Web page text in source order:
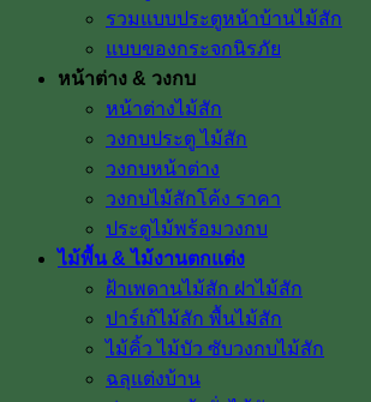
รวมแบบประตูหน้าบ้านไม้สัก
แบบของกระจกนิรภัย
หน้าต่าง & วงกบ
หน้าต่างไม้สัก
วงกบประตู ไม้สัก
วงกบหน้าต่าง
วงกบไม้สักโค้ง ราคา
ประตูไม้พร้อมวงกบ
ไม้พื้น & ไม้งานตกแต่ง
ฝ้าเพดานไม้สัก ฝาไม้สัก
ปาร์เก้ไม้สัก พื้นไม้สัก
ไม้คิ้ว ไม้บัว ซับวงกบไม้สัก
ฉลุแต่งบ้าน